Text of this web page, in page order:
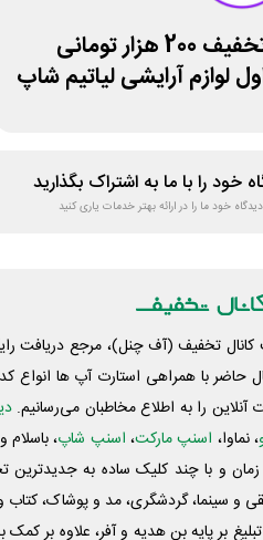
کد تخفیف 200 هزار تومانی
لوازم آرایشی لیاتیم شاپ
خود را با ما به اشتراک بگذارید
خود ما را در ارائه بهتر خدمات یاری کنید
تخفیف (آف چنل)، مرجع دریافت
حاضر با همراهی استارت آپ ها انواع
آنلاین را به اطلاع مخاطبان می‌رسانیم.
، نماوا، اسنپ مارکت، اسنپ شاپ، باسلام و
و با چند کلیک ساده به جدیدترین
و سینما، گردشگری، مد و پوشاک، کتاب
بر پایه بن هدیه و آفر، علاوه بر